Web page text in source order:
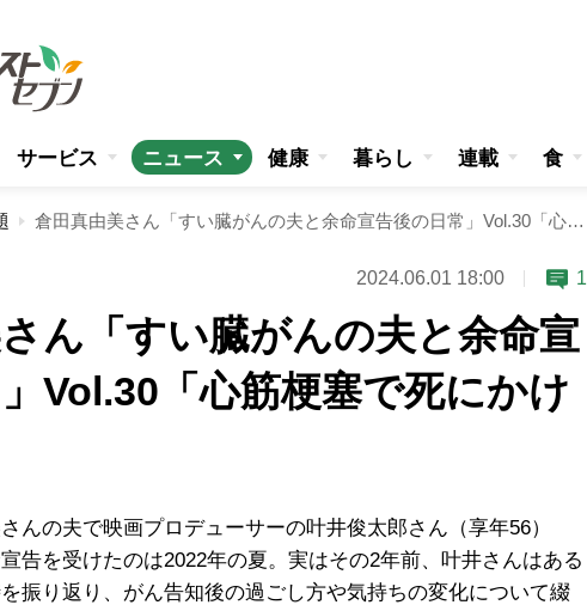
サービス ニュース 健康 暮らし 連載 食
倉田真由美さん「すい臓がんの夫と余命宣告後の日常」Vol.30「心筋梗塞で死にかけた夫」
2024.06.01 18:00 1
ん「すい臓がんの夫と余命宣
Vol.30「心筋梗塞で死にかけ
んの夫で映画プロデューサーの叶井俊太郎さん（享年56）
告を受けたのは2022年の夏。実はその2年前、叶井さんはある
振り返り、がん告知後の過ごし方や気持ちの変化について綴